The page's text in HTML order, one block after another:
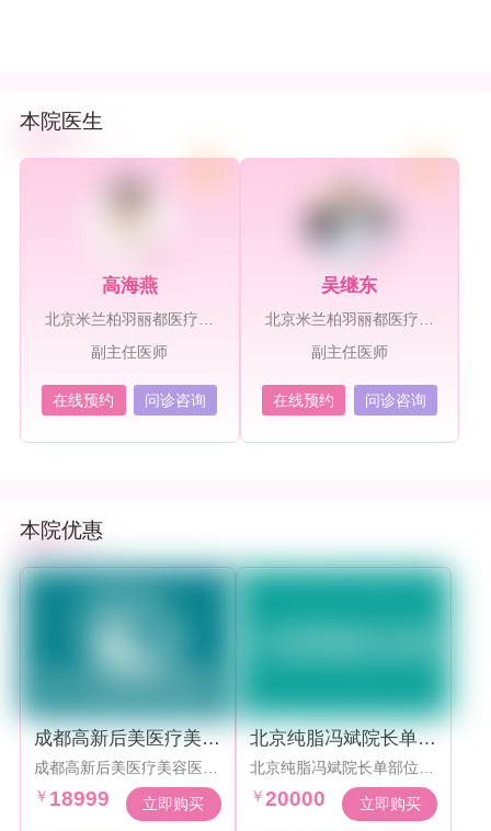
本院医生
高海燕
北京米兰柏羽丽都医疗美
副主任医师
在线预约 问诊咨询
吴继东
北京米兰柏羽丽都医疗美
副主任医师
在线预约 问诊咨询
本院优惠
成都高新后美医疗美容
医院假体隆胸手术189
99起
成都高新后美医疗美容医院
假体隆胸手术18999起，效
果动感自然
￥ 18999 立即购买
北京纯脂冯斌院长单部
位吸脂20000起
北京纯脂冯斌院长单部位吸
脂20000起，每年限量100
台手术
￥ 20000 立即购买